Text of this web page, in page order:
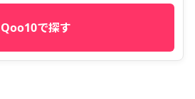
Qoo10で探す